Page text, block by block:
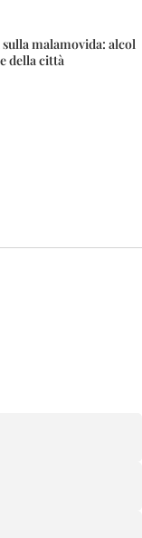
malamovida: alcol
della città